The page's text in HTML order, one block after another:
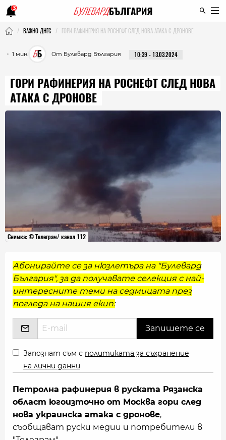
3
ВАЖНО ДНЕС ГОРИ РАФИНЕРИЯ НА РОСНЕФТ СЛЕД НОВА АТАКА С ДРОНОВЕ
・ 1 мин. От Булевард България 10:39 - 13.03.2024
ГОРИ РАФИНЕРИЯ НА РОСНЕФТ СЛЕД НОВА
АТАКА С ДРОНОВЕ
Снимка: © Телеграм/ канал 112
Абонирайте се за нюзлетъра на "Булевард
България", за да получавате селекция с най-
интересните теми на седмицата през
погледа на нашия екип:
Запознат съм с политиката за съхранение
на лични данни
Петролна рафинерия в руската Рязанска
област югоизточно от Москва гори след
нова украинска атака с дронове,
съобщават руски медии и потребители в